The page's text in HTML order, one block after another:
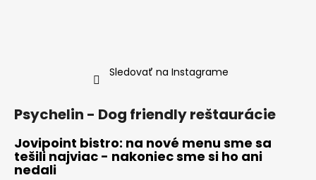
Sledovať na Instagrame
Psychelin - Dog friendly reštaurácie
Jovipoint bistro: na nové menu sme sa
tešili najviac - nakoniec sme si ho ani
nedali